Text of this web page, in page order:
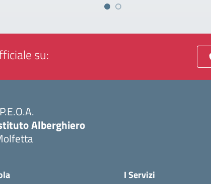
su:
Alberghiero
I Servizi